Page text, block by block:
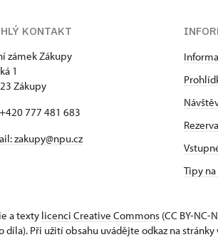
KONTAKT
zámek Zákupy
1
Zákupy
777 481 683
zakupy@npu.cz
Tipy
a texty licenci Creative Commons (CC BY-NC-
Při užití obsahu uvádějte odkaz na stránky